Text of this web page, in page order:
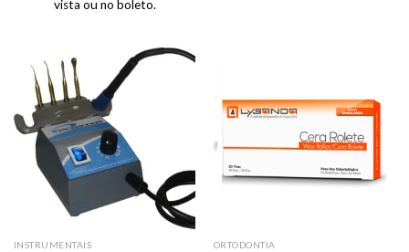
vista ou no boleto.
INSTRUMENTAIS ORTODONTIA